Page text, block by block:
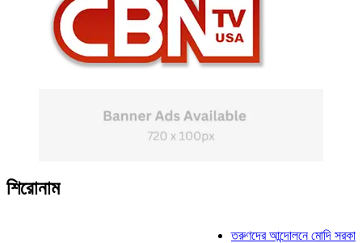
শিরোনাম
তরুণদের আন্দোলনে মোদি সরকার